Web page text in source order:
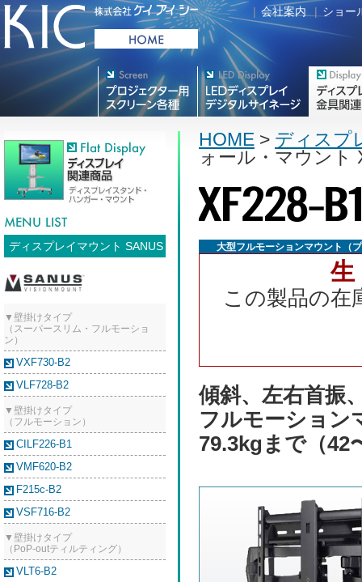
| 会社案内 | ショー
ディスプレイマウント SANUS
▼壁掛けタイプ
（スーパースリム・フルモーショ
ン）
VXF730-B2
VLF728-B2
▼壁掛けタイプ
（フルモーション）
CILF226-B1
VMF620-B2
F215c-B2
VSF716-B2
▼壁掛けタイプ
（PoP-outティルティング）
VLT6-B2
HOME > ディスプ
ォール・マウント
大型フルモーションマウント（
この製品の在
傾斜、左右首振
フルモーション
79.3kgまで（42